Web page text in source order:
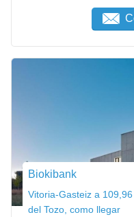
Biokibank
Vitoria-Gasteiz a
del Tozo, como llegar